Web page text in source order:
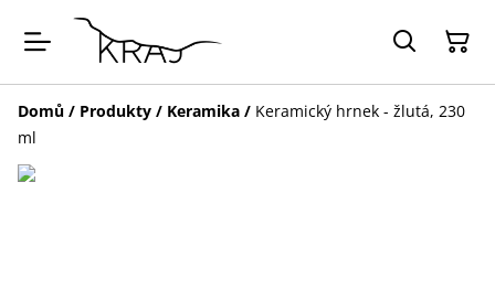
Domů / Produkty / Keramika / Keramický hrnek - žlutá, 230
ml